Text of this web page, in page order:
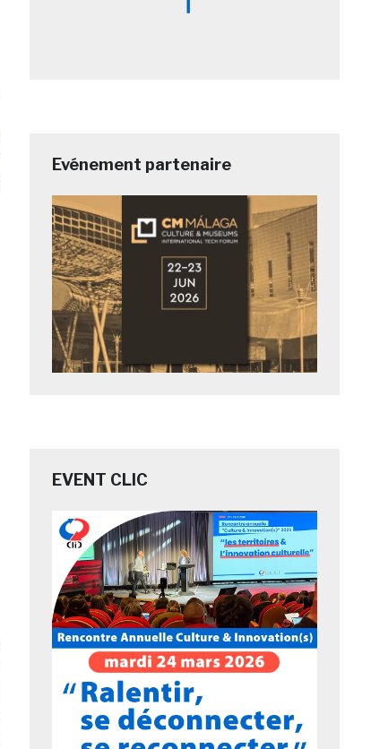
Evénement partenaire
EVENT CLIC